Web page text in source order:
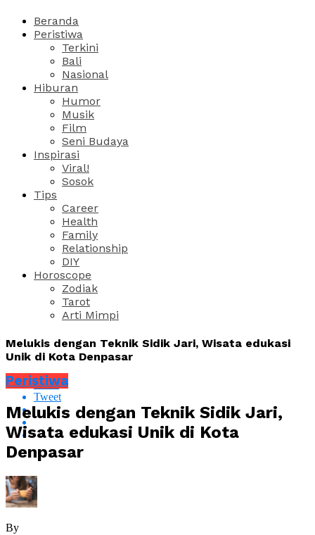
Beranda
Peristiwa
Terkini
Bali
Nasional
Hiburan
Humor
Musik
Film
Seni Budaya
Inspirasi
Viral!
Sosok
Tips
Career
Health
Family
Relationship
DIY
Horoscope
Zodiak
Tarot
Arti Mimpi
Melukis dengan Teknik Sidik Jari, Wisata edukasi
Unik di Kota Denpasar
Share
Tweet
Peristiwa
Melukis dengan Teknik Sidik Jari,
Wisata edukasi Unik di Kota
Denpasar
By